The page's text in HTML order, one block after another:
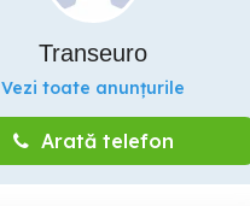
Transeuro
Vezi toate anunțurile
Arată telefon